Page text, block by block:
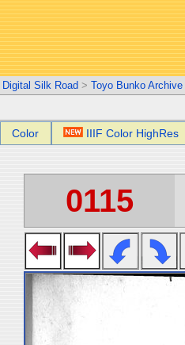
Digital Silk Road > Toyo Bunko Archive
Color IIIF Color HighRes
0115